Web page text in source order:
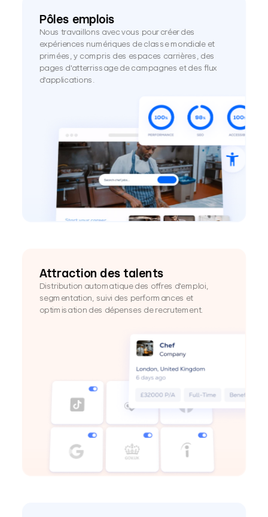
Attraction des talents
Distribution automatique des offres d'emploi,
segmentation, suivi des performances et
optimisation des dépenses de recrutement.
Pôles emplois
Nous travaillons avec vous pour créer des
expériences numériques de classe mondiale et
primées, y compris des espaces carrières, des
pages d'atterrissage de campagnes et des flux
d'applications.